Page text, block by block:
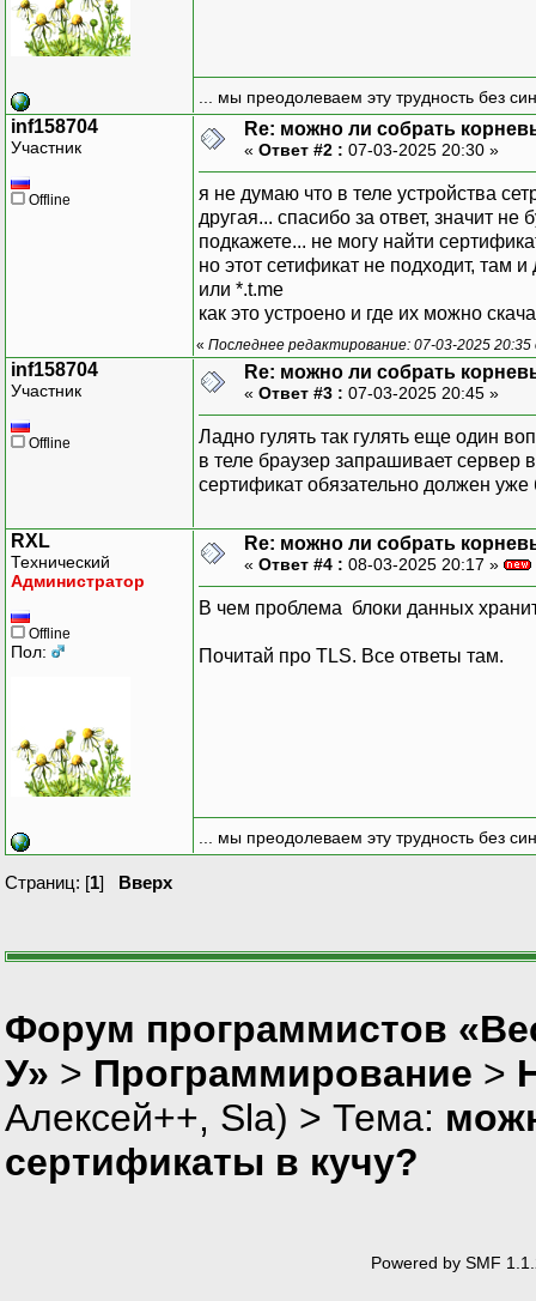
... мы преодолеваем эту трудность без
inf158704
Участник
Offline
Re: можно ли собрать
« Ответ #2 : 07-03-2025 20:30 »
я не думаю что в теле устройства
другая... спасибо за ответ, значит
подкажете... не могу найти
но этот сетификат не подходит, там
или *.t.me
как это устроено и где их можно
« Последнее редактирование: 07-03-2025
inf158704
Участник
Offline
Re: можно ли собрать
« Ответ #3 : 07-03-2025 20:45 »
Ладно гулять так гулять еще один
в теле браузер запрашивает сервер
сертификат обязательно должен уже
RXL
Технический
Администратор
Offline
Пол:
Re: можно ли собрать
« Ответ #4 : 08-03-2025 20:17 »
В чем проблема блоки данных
Почитай про TLS. Все ответы там.
... мы преодолеваем эту трудность без
Страниц: [1] Вверх
Форум программистов
У» > Программирование >
Алексей++, Sla) > Тема:
сертификаты в кучу?
Powered by SMF